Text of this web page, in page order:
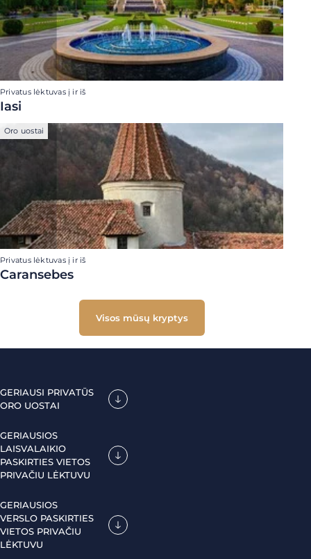
Privatus lėktuvas į ir iš
Iasi
Oro uostai
Privatus lėktuvas į ir iš
Caransebes
Visos mūsų kryptys
GERIAUSI PRIVATŪS
ORO UOSTAI
GERIAUSIOS
LAISVALAIKIO
PASKIRTIES VIETOS
PRIVAČIU LĖKTUVU
GERIAUSIOS
VERSLO PASKIRTIES
VIETOS PRIVAČIU
LĖKTUVU